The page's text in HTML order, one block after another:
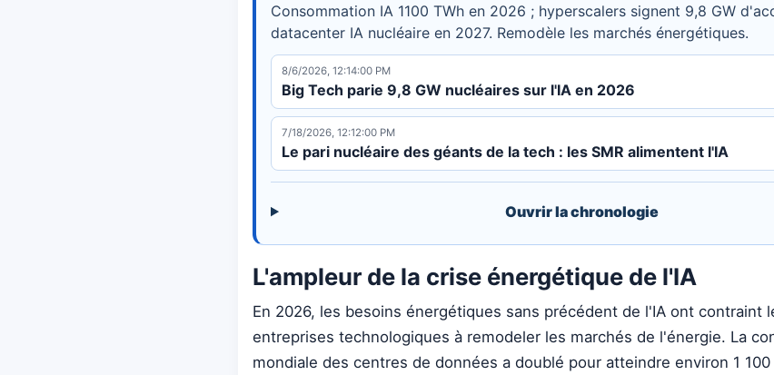
Consommation IA 1100 TWh en 2026 ; hyperscalers signent 9,8 GW
datacenter IA nucléaire en 2027. Remodèle les marchés énergétiques.
8/6/2026, 12:14:00 PM
Big Tech parie 9,8 GW nucléaires sur l'IA en 2026
7/18/2026, 12:12:00 PM
Le pari nucléaire des géants de la tech : les SMR alimentent l'IA
Ouvrir la chronologie
L'ampleur de la crise énergétique de l'IA
En 2026, les besoins énergétiques sans précédent de l'IA ont contraint
entreprises technologiques à remodeler les marchés de l'énergie. La
mondiale des centres de données a doublé pour atteindre environ 1 100